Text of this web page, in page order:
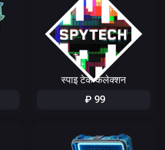
स्पाइ टेक कलेक्शन
₽ 99